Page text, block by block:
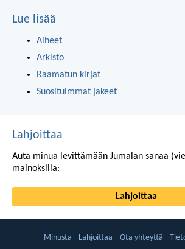
Lue lisää
Aiheet
Arkisto
Raamatun kirjat
Suosituimmat jakeet
Lahjoittaa
Auta minua levittämään Jumalan sanaa
mainoksilla:
Lahjoittaa
Minusta Lahjoittaa Ota yhteyttä